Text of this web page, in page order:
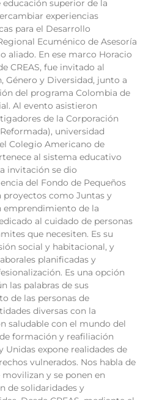
superior de la
experiencias
para el Desarrollo
Ecuménico de Asesoría
aliado. En ese marco Horacio
CREAS, fue invitado al
Género y Diversidad, junto a
del programa Colombia de
Al evento asistieron
de la Corporación
universidad
Colegio Americano de
al sistema educativo
invitación se dio
del Fondo de Pequeños
proyectos como Juntas y
emprendimiento de la
al cuidado de personas
que necesiten. Es su
social y habitacional, y
planificadas y
Es una opción
las palabras de sus
de las personas de
diversas con la
saludable con el mundo del
formación y reafiliación
Unidas expone realidades de
vulnerados. Nos habla de
movilizan y se ponen en
de solidaridades y